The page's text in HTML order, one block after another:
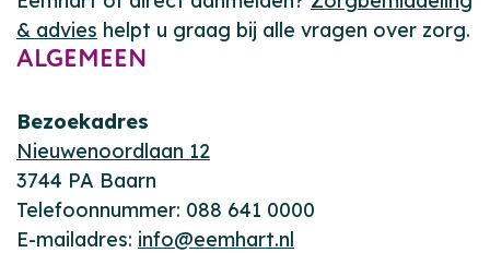
& advies helpt u graag bij alle vragen over zorg.
ALGEMEEN
Bezoekadres
Nieuwenoordlaan 12
3744 PA Baarn
Telefoonnummer: 088 641 0000
E-mailadres: info@eemhart.nl